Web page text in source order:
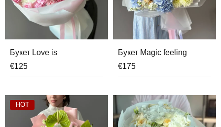
Букет Love is
€125
Букет Magic feeling
€175
HOT